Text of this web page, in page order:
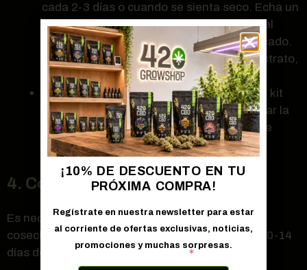
cada 2-3 días o cuando se sienta seco. Echa un
ojo con regularidad para que encuentres el
equilibrio y esté húmedo, pero no encharcado.
Si se te pasa la mano puedes dañar el sustrato,
ya que se pudrirá.
Ventilación.Es importante permitir que el kit
tenga una ventilación adecuada para evitar la
acumulación de humedad y la aparición de
moho.
4. Cosecha
Es necesario que sepas cuál es momento de
cosechar. Las primeras setas aparecerán a los 10-14
días de haber preparado el kit.
¡10% DE DESCUENTO EN TU
PRÓXIMA COMPRA!
Regístrate en nuestra newsletter para estar
al corriente de ofertas exclusivas, noticias,
promociones y muchas sorpresas.
Correo electrónico